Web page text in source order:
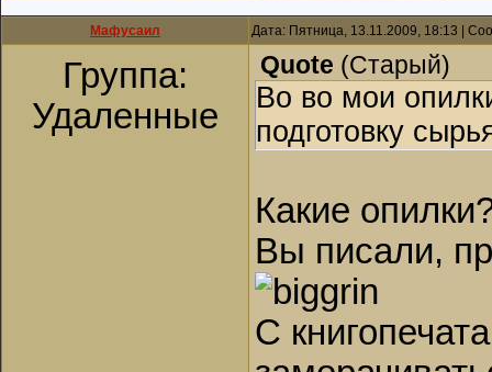
Мафусаил Дата: Пятница, 13.11.2009, 18:13 |
Группа:
Удаленные
Quote (Старый)
Во во мои
подготовку
Какие
Вы писали,
С